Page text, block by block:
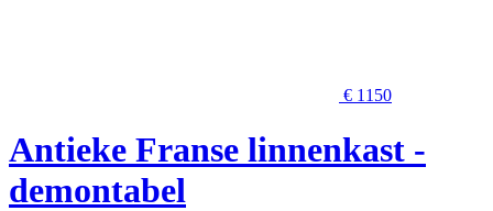
€ 1150
Antieke Franse linnenkast -
demontabel